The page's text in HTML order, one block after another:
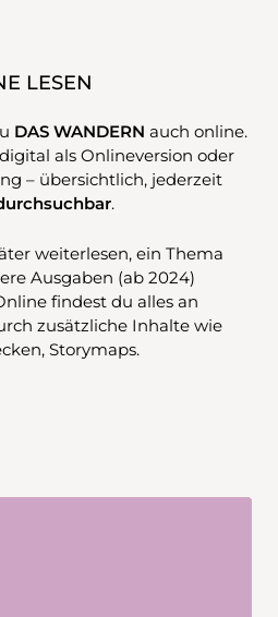
LESEN
DAS WANDERN auch online.
als Onlineversion oder
– übersichtlich, jederzeit
.
weiterlesen, ein Thema
Ausgaben (ab 2024)
findest du alles an
zusätzliche Inhalte wie
Storymaps.